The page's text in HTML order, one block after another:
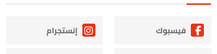
فيسبوك إنستجرام